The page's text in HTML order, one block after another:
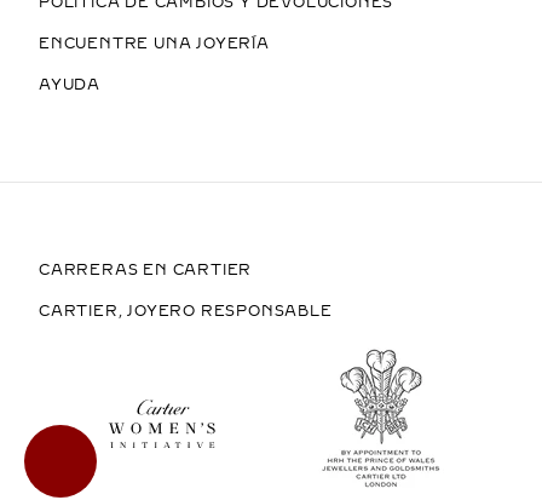
ENCUENTRE UNA JOYERÍA
AYUDA
CARRERAS EN CARTIER
CARTIER, JOYERO RESPONSABLE